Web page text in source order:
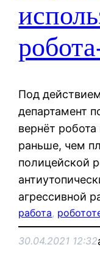
Под
департамент
вернёт
раньше, чем
полицейской
агрессивной
работа,
30.04.2021 12:32